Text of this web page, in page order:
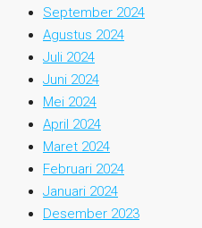
September 2024
Agustus 2024
Juli 2024
Juni 2024
Mei 2024
April 2024
Maret 2024
Februari 2024
Januari 2024
Desember 2023